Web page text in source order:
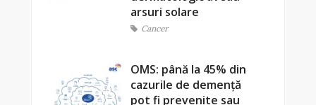
arsuri solare
Cancer
OMS: până la 45% din
cazurile de demență
pot fi prevenite sau